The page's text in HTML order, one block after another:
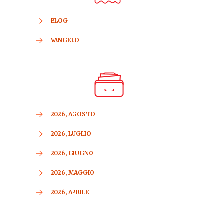
BLOG
VANGELO
2026, AGOSTO
2026, LUGLIO
2026, GIUGNO
2026, MAGGIO
2026, APRILE